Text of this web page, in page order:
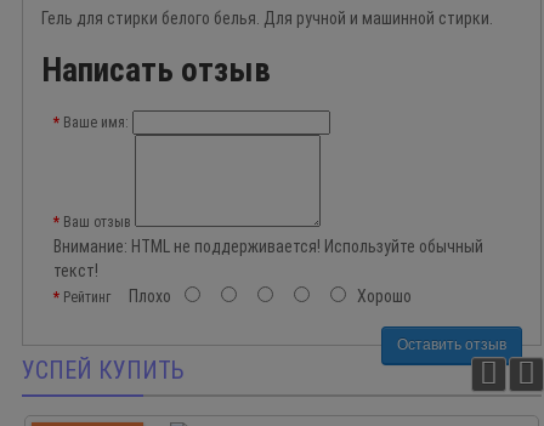
Гель для стирки белого белья. Для ручной и машинной стирки.
Написать отзыв
Ваше имя:
Ваш отзыв
Внимание: HTML не поддерживается! Используйте обычный
текст!
Рейтинг Плохо Хорошо
Оставить отзыв
УСПЕЙ КУПИТЬ